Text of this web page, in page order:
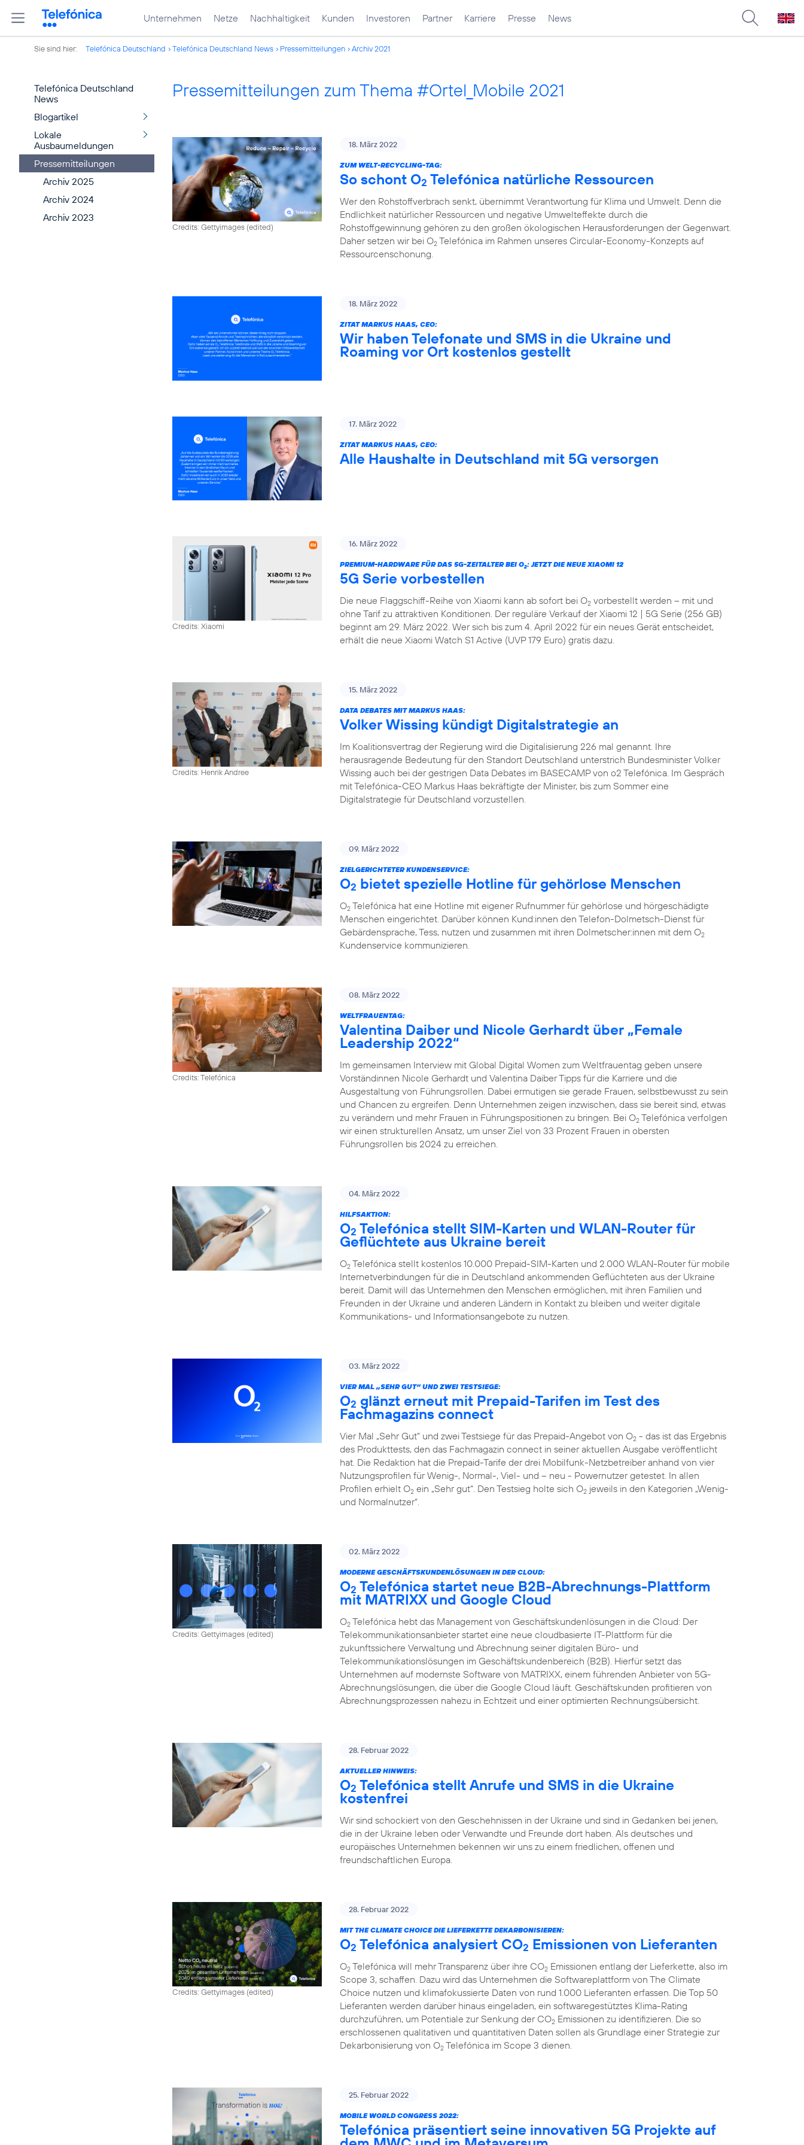
Unternehmen Netze Nachhaltigkeit Kunden Investoren Partner Karriere Presse News
Sie sind hier: Telefónica Deutschland Telefónica Deutschland News Pressemitteilungen Archiv 2021
Telefónica Deutschland
News
Blogartikel
Lokale
Ausbaumeldungen
Pressemitteilungen
Archiv 2025
Archiv 2024
Archiv 2023
Pressemitteilungen zum Thema #Ortel_Mobile 2021
Credits: Gettyimages (edited)
18. März 2022
ZUM WELT-RECYCLING-TAG:
So schont O2 Telefónica natürliche Ressourcen
Wer den Rohstoffverbrach senkt, übernimmt Verantwortung für Klima und Umwelt. Denn die
Endlichkeit natürlicher Ressourcen und negative Umwelteffekte durch die
Rohstoffgewinnung gehören zu den großen ökologischen Herausforderungen der Gegenwart.
Daher setzen wir bei O2 Telefónica im Rahmen unseres Circular-Economy-Konzepts auf
Ressourcenschonung.
18. März 2022
ZITAT MARKUS HAAS, CEO:
Wir haben Telefonate und SMS in die Ukraine und
Roaming vor Ort kostenlos gestellt
17. März 2022
ZITAT MARKUS HAAS, CEO:
Alle Haushalte in Deutschland mit 5G versorgen
Credits: Xiaomi
16. März 2022
PREMIUM-HARDWARE FÜR DAS 5G-ZEITALTER BEI O2: JETZT DIE NEUE XIAOMI 12
5G Serie vorbestellen
Die neue Flaggschiff-Reihe von Xiaomi kann ab sofort bei O2 vorbestellt werden – mit und
ohne Tarif zu attraktiven Konditionen. Der reguläre Verkauf der Xiaomi 12 | 5G Serie (256 GB)
beginnt am 29. März 2022. Wer sich bis zum 4. April 2022 für ein neues Gerät entscheidet,
erhält die neue Xiaomi Watch S1 Active (UVP 179 Euro) gratis dazu.
Credits: Henrik Andree
15. März 2022
DATA DEBATES MIT MARKUS HAAS:
Volker Wissing kündigt Digitalstrategie an
Im Koalitionsvertrag der Regierung wird die Digitalisierung 226 mal genannt. Ihre
herausragende Bedeutung für den Standort Deutschland unterstrich Bundesminister Volker
Wissing auch bei der gestrigen Data Debates im BASECAMP von o2 Telefónica. Im Gespräch
mit Telefónica-CEO Markus Haas bekräftigte der Minister, bis zum Sommer eine
Digitalstrategie für Deutschland vorzustellen.
09. März 2022
ZIELGERICHTETER KUNDENSERVICE:
O2 bietet spezielle Hotline für gehörlose Menschen
O2 Telefónica hat eine Hotline mit eigener Rufnummer für gehörlose und hörgeschädigte
Menschen eingerichtet. Darüber können Kund:innen den Telefon-Dolmetsch-Dienst für
Gebärdensprache, Tess, nutzen und zusammen mit ihren Dolmetscher:innen mit dem O2
Kundenservice kommunizieren.
Credits: Telefónica
08. März 2022
WELTFRAUENTAG:
Valentina Daiber und Nicole Gerhardt über „Female
Leadership 2022“
Im gemeinsamen Interview mit Global Digital Women zum Weltfrauentag geben unsere
Vorständinnen Nicole Gerhardt und Valentina Daiber Tipps für die Karriere und die
Ausgestaltung von Führungsrollen. Dabei ermutigen sie gerade Frauen, selbstbewusst zu sein
und Chancen zu ergreifen. Denn Unternehmen zeigen inzwischen, dass sie bereit sind, etwas
zu verändern und mehr Frauen in Führungspositionen zu bringen. Bei O2 Telefónica verfolgen
wir einen strukturellen Ansatz, um unser Ziel von 33 Prozent Frauen in obersten
Führungsrollen bis 2024 zu erreichen.
04. März 2022
HILFSAKTION:
O2 Telefónica stellt SIM-Karten und WLAN-Router für
Geflüchtete aus Ukraine bereit
O2 Telefónica stellt kostenlos 10.000 Prepaid-SIM-Karten und 2.000 WLAN-Router für mobile
Internetverbindungen für die in Deutschland ankommenden Geflüchteten aus der Ukraine
bereit. Damit will das Unternehmen den Menschen ermöglichen, mit ihren Familien und
Freunden in der Ukraine und anderen Ländern in Kontakt zu bleiben und weiter digitale
Kommunikations- und Informationsangebote zu nutzen.
03. März 2022
VIER MAL „SEHR GUT“ UND ZWEI TESTSIEGE:
O2 glänzt erneut mit Prepaid-Tarifen im Test des
Fachmagazins connect
Vier Mal „Sehr Gut“ und zwei Testsiege für das Prepaid-Angebot von O2 - das ist das Ergebnis
des Produkttests, den das Fachmagazin connect in seiner aktuellen Ausgabe veröffentlicht
hat. Die Redaktion hat die Prepaid-Tarife der drei Mobilfunk-Netzbetreiber anhand von vier
Nutzungsprofilen für Wenig-, Normal-, Viel- und – neu - Powernutzer getestet. In allen
Profilen erhielt O2 ein „Sehr gut“. Den Testsieg holte sich O2 jeweils in den Kategorien „Wenig-
und Normalnutzer“.
Credits: Gettyimages (edited)
02. März 2022
MODERNE GESCHÄFTSKUNDENLÖSUNGEN IN DER CLOUD:
O2 Telefónica startet neue B2B-Abrechnungs-Plattform
mit MATRIXX und Google Cloud
O2 Telefónica hebt das Management von Geschäftskundenlösungen in die Cloud: Der
Telekommunikationsanbieter startet eine neue cloudbasierte IT-Plattform für die
zukunftssichere Verwaltung und Abrechnung seiner digitalen Büro- und
Telekommunikationslösungen im Geschäftskundenbereich (B2B). Hierfür setzt das
Unternehmen auf modernste Software von MATRIXX, einem führenden Anbieter von 5G-
Abrechnungslösungen, die über die Google Cloud läuft. Geschäftskunden profitieren von
Abrechnungsprozessen nahezu in Echtzeit und einer optimierten Rechnungsübersicht.
28. Februar 2022
AKTUELLER HINWEIS:
O2 Telefónica stellt Anrufe und SMS in die Ukraine
kostenfrei
Wir sind schockiert von den Geschehnissen in der Ukraine und sind in Gedanken bei jenen,
die in der Ukraine leben oder Verwandte und Freunde dort haben. Als deutsches und
europäisches Unternehmen bekennen wir uns zu einem friedlichen, offenen und
freundschaftlichen Europa.
Credits: Gettyimages (edited)
28. Februar 2022
MIT THE CLIMATE CHOICE DIE LIEFERKETTE DEKARBONISIEREN:
O2 Telefónica analysiert CO2 Emissionen von Lieferanten
O2 Telefónica will mehr Transparenz über ihre CO2 Emissionen entlang der Lieferkette, also im
Scope 3, schaffen. Dazu wird das Unternehmen die Softwareplattform von The Climate
Choice nutzen und klimafokussierte Daten von rund 1.000 Lieferanten erfassen. Die Top 50
Lieferanten werden darüber hinaus eingeladen, ein softwaregestütztes Klima-Rating
durchzuführen, um Potentiale zur Senkung der CO2 Emissionen zu identifizieren. Die so
erschlossenen qualitativen und quantitativen Daten sollen als Grundlage einer Strategie zur
Dekarbonisierung von O2 Telefónica im Scope 3 dienen.
25. Februar 2022
MOBILE WORLD CONGRESS 2022:
Telefónica präsentiert seine innovativen 5G Projekte auf